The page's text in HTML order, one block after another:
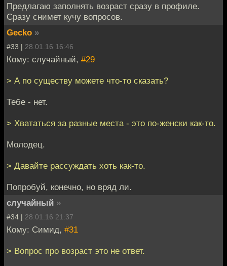
Предлагаю заполнять возраст сразу в профиле.
Сразу снимет кучу вопросов.
Gecko »
#33 | 28.01.16 16:46
Кому: случайный, #29
> А по существу можете что-то сказать?
Тебе - нет.
> Хвататься за разные места - это по-женски как-то.
Молодец.
> Давайте рассуждать хоть как-то.
Попробуй, конечно, но вряд ли.
случайный »
#34 | 28.01.16 21:37
Кому: Симид, #31
> Вопрос про возраст это не ответ.